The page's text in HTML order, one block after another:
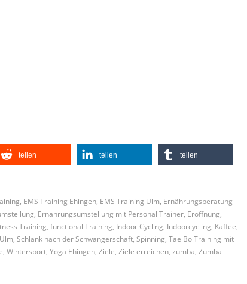
teilen teilen teilen
EMS Training Ehingen EMS Training Ulm Ernährungsberatung
Ernährungsumstellung mit Personal Trainer Eröffnung
Training functional Training Indoor Cycling Indoorcycling Kaffee
Schlank nach der Schwangerschaft Spinning Tae Bo Training mit
Wintersport Yoga Ehingen Ziele Ziele erreichen zumba Zumba